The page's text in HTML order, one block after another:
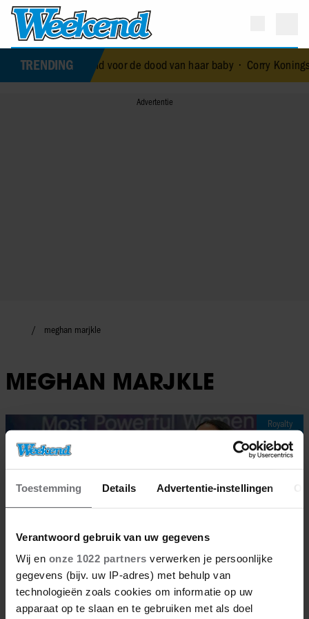
Toestemming Details Advertentie-instellingen
Verantwoord gebruik van uw gegevens
Wij en onze 1022 partners verwerken je persoonlijke
gegevens (bijv. uw IP-adres) met behulp van
technologieën zoals cookies om informatie op uw
apparaat op te slaan en te gebruiken met als doel
TRENDING
die terechtstond voor de dood van haar baby•Corry Konings
meghan marjkle
MEGHAN MARJKLE
Royalty